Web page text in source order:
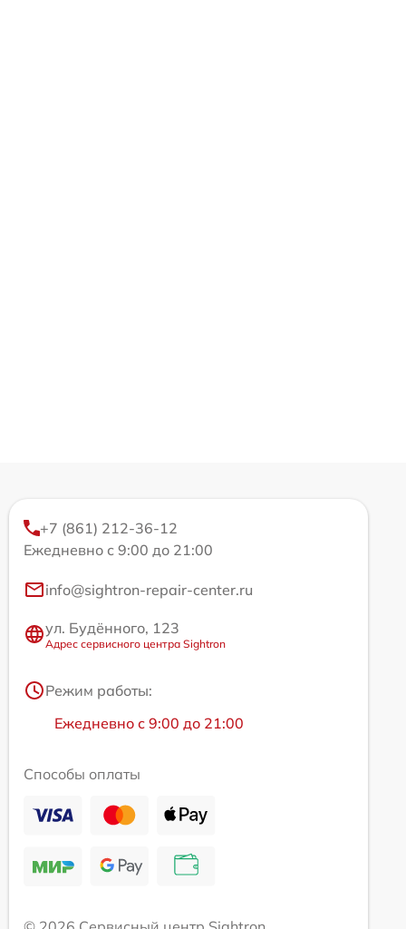
+7 (861) 212-36-12
Ежедневно с 9:00 до 21:00
info@sightron-repair-center.ru
ул. Будённого, 123
Адрес сервисного центра Sightron
Режим работы:
Ежедневно с 9:00 до 21:00
Способы оплаты